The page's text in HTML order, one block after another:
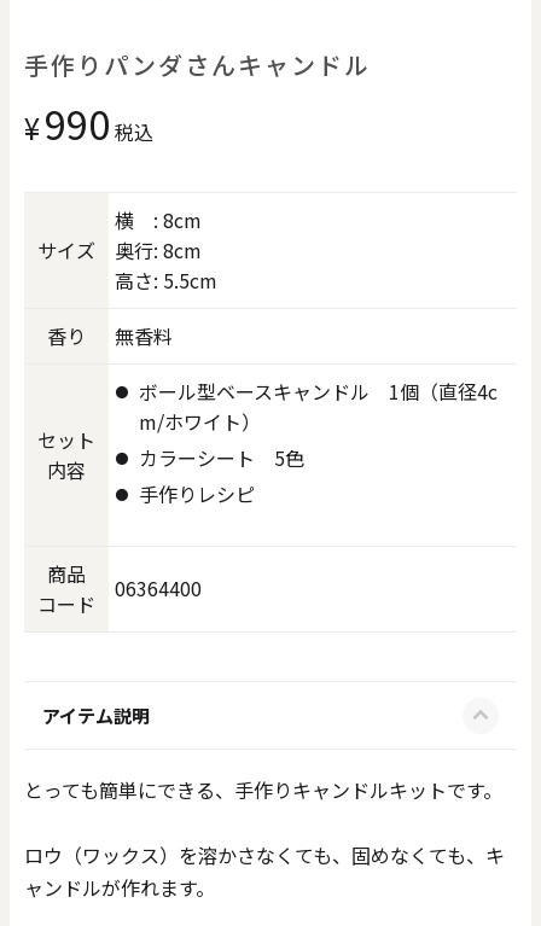
色で探す
お買い物ガイド 企業情報
手作りパンダさんキャンドル
¥990 税込
サイズ
横 : 8cm
奥行: 8cm
高さ: 5.5cm
香り
無香料
セット
内容
ボール型ベースキャンドル 1個（直径4c
m/ホワイト）
カラーシート 5色
手作りレシピ
商品
コード
06364400
アイテム説明
とっても簡単にできる、手作りキャンドルキットです。
ロウ（ワックス）を溶かさなくても、固めなくても、キ
ャンドルが作れます。